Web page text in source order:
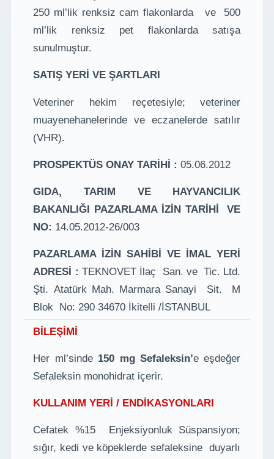
250 ml’lik renksiz cam flakonlarda ve 500
ml’lik renksiz pet flakonlarda satışa
sunulmuştur.
SATIŞ YERİ VE ŞARTLARI
Veteriner hekim reçetesiyle; veteriner
muayenehanelerinde ve eczanelerde satılır
(VHR).
PROSPEKTÜS ONAY TARİHİ :05.06.2012
GIDA, TARIM VE HAYVANCILIK
BAKANLIĞI PAZARLAMA İZİN TARİHİ VE
NO: 14.05.2012-26/003
PAZARLAMA İZİN SAHİBİ VE İMAL YERİ
ADRESİ : TEKNOVET İlaç San. ve Tic. Ltd.
Şti. Atatürk Mah. Marmara Sanayi Sit. M
Blok No: 290 34670 İkitelli /İSTANBUL
BİLEŞİMİ
Her ml’sinde 150 mg Sefaleksin’e eşdeğer
Sefaleksin monohidrat içerir.
KULLANIM YERİ / ENDİKASYONLARI
Cefatek %15 Enjeksiyonluk Süspansiyon;
sığır, kedi ve köpeklerde sefaleksine duyarlı